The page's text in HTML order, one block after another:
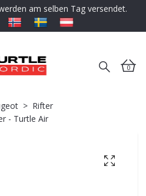
am selben Tag versendet.
0
Rifter
- Turtle Air